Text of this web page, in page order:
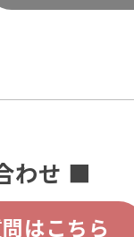
わせ ■
はこちら